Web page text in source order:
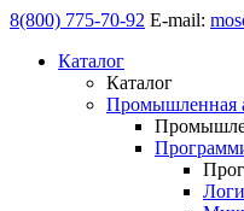
8(800) 775-70-92 E-mail:
Каталог
Каталог
Промышленная